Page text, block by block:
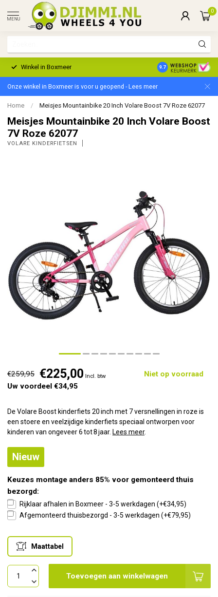
MENU
0
Winkel in Boxmeer 2 Jaar Garantie
9.7
Onze winkel in Boxmeer is voor u geopend - Lees meer
Home / Meisjes Mountainbike 20 Inch Volare Boost 7V Roze 62077
Meisjes Mountainbike 20 Inch Volare Boost
7V Roze 62077
VOLARE KINDERFIETSEN
€259,95 €225,00 Incl. btw
Niet op voorraad
Uw voordeel €34,95
De Volare Boost kinderfiets 20 inch met 7 versnellingen in roze is
een stoere en veelzijdige kinderfiets speciaal ontworpen voor
kinderen van ongeveer 6 tot 8 jaar. Lees meer.
Nieuw
Keuzes montage anders 85% voor gemonteerd thuis
bezorgd:
Rijklaar afhalen in Boxmeer - 3-5 werkdagen (+€34,95)
Afgemonteerd thuisbezorgd - 3-5 werkdagen (+€79,95)
Maattabel
Toevoegen aan winkelwagen